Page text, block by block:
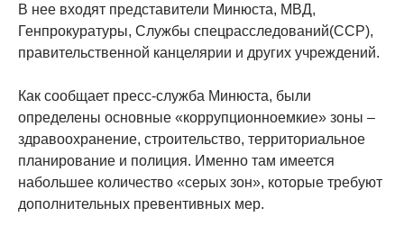
В нее входят представители Минюста, МВД,
Генпрокуратуры, Службы спецрасследований(ССР),
правительственной канцелярии и других учреждений.
Как сообщает пресс-служба Минюста, были
определены основные «коррупционноемкие» зоны –
здравоохранение, строительство, территориальное
планирование и полиция. Именно там имеется
набольшее количество «серых зон», которые требуют
дополнительных превентивных мер.